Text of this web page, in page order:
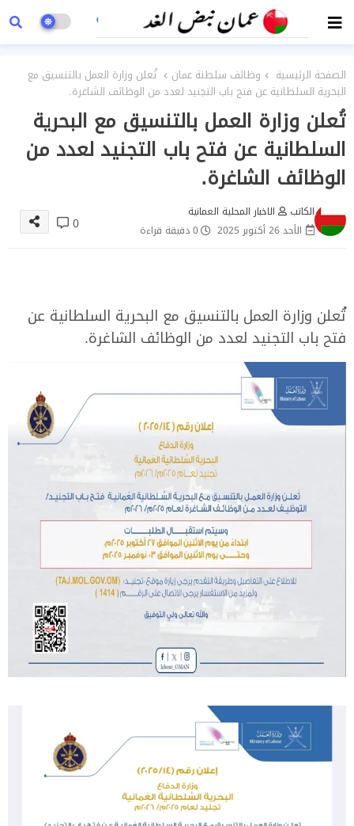
الصفحة الرئيسية وظائف سلطنة عمان
تُعلن ‎وزارة العمل بالتنسيق مع
البحرية السلطانية عن فتح باب التجنيد لعدد من الوظائف الشاغرة.
تُعلن ‎وزارة العمل بالتنسيق مع البحرية
السلطانية عن فتح باب التجنيد لعدد من
الوظائف الشاغرة.
الكاتب
الاخبار المحلية العمانية
الأحد 26 أكتوبر 2025
0 دقيقة قراءة 0
تُعلن ‎وزارة العمل بالتنسيق مع البحرية السلطانية عن
فتح باب التجنيد لعدد من الوظائف الشاغرة.